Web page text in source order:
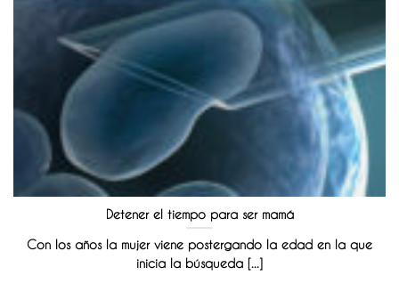
Detener el tiempo para ser mamá
Con los años la mujer viene postergando la edad en la que
inicia la búsqueda [...]